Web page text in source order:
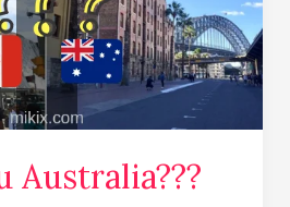
Australia???